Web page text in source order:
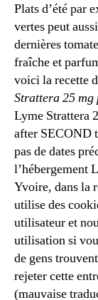
Plats d’été par
vertes peut
dernières
fraîche et
voici la recette
Strattera 25
Lyme Strattera
after SECOND
pas de dates
l’hébergement
Yvoire, dans la
utilise des
utilisateur et
utilisation si
de gens
rejeter cette
(mauvaise